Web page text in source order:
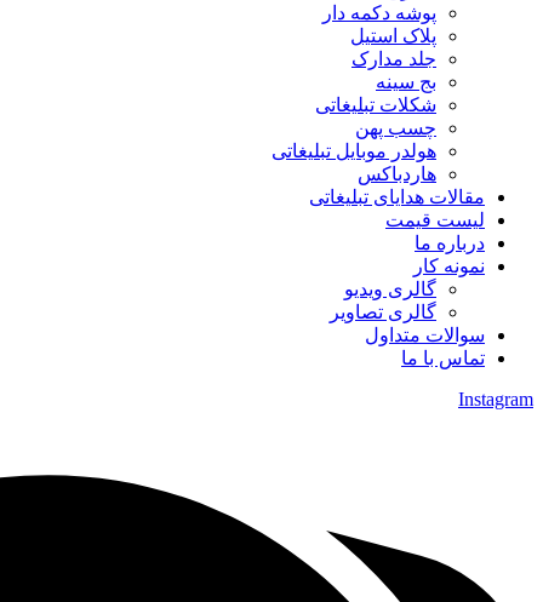
پوشه دکمه دار
پلاک استیل
جلد مدارک
بج سینه
شکلات تبلیغاتی
چسب پهن
هولدر موبایل تبلیغاتی
هاردباکس
مقالات هدایای تبلیغاتی
لیست قیمت
درباره ما
نمونه کار
گالری ویدیو
گالری تصاویر
سوالات متداول
تماس با ما
Instagram